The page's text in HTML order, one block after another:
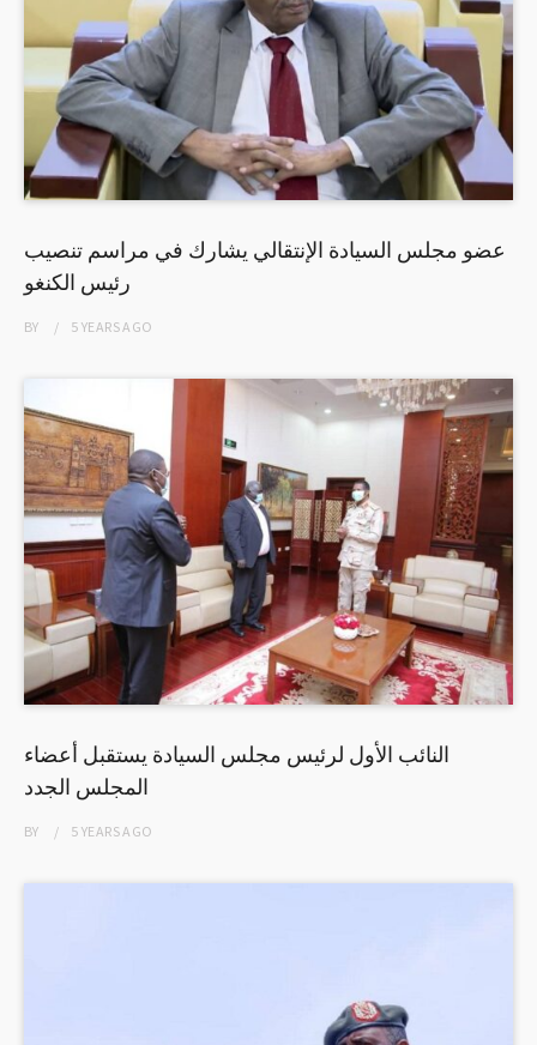
عضو مجلس السيادة الإنتقالي يشارك في مراسم تنصيب
رئيس الكنغو
BY 5 YEARSAGO
النائب الأول لرئيس مجلس السيادة يستقبل أعضاء
المجلس الجدد
BY 5 YEARSAGO